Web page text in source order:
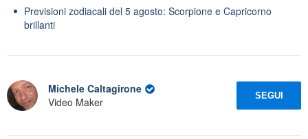
Previsioni zodiacali del 5 agosto: Scorpione e Capricorno
brillanti
Michele Caltagirone
Video Maker
SEGUI